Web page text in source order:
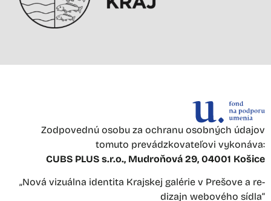
Zodpovednú osobu za ochranu osobných údajov
tomuto prevádzkovateľovi vykonáva:
CUBS PLUS s.r.o., Mudroňová 29, 04001 Košice
„Nová vizuálna identita Krajskej galérie v Prešove a re-
dizajn webového sídla“